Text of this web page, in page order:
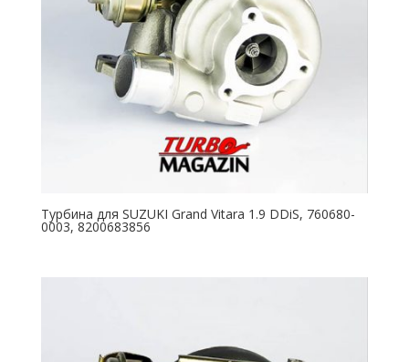
Турбина для SUZUKI Grand Vitara 1.9 DDiS, 760680-
0003, 8200683856